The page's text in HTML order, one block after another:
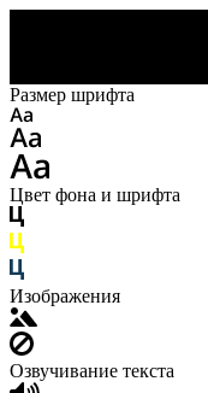
Размер шрифта
Цвет фона и шрифта
Изображения
Озвучивание текста